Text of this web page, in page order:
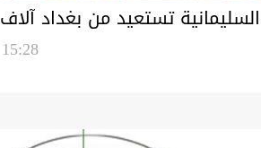
السليمانية تستعيد من بغداد